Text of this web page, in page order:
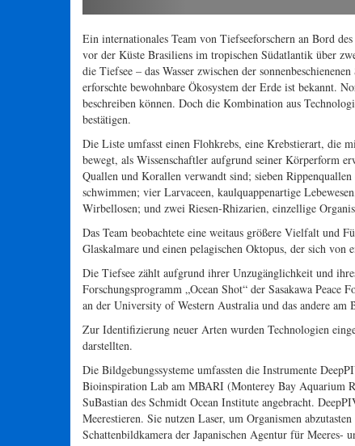
Ein internationales Team von Tiefseeforschern an Bord
vor der Küste Brasiliens im tropischen Südatlantik über
die Tiefsee – das Wasser zwischen der
erforschte bewohnbare Ökosystem der Erde ist bekannt.
beschreiben können. Doch die Kombination aus
bestätigen.
Die Liste umfasst einen Flohkrebs, eine Krebstierart, die
bewegt, als Wissenschaftler aufgrund seiner Körperform
Quallen und Korallen verwandt sind; sieben
schwimmen; vier Larvaceen, kaulquappenartige
Wirbellosen; und zwei Riesen-Rhizarien, einzellige
Das Team beobachtete eine weitaus größere Vielfalt und
Glaskalmare und einen pelagischen Oktopus, der sich von
Die Tiefsee zählt aufgrund ihrer Unzugänglichkeit und
Forschungsprogramm „Ocean Shot“ der Sasakawa
an der University of Western Australia und das andere
Zur Identifizierung neuer Arten wurden Technologien
darstellten.
Die Bildgebungssysteme umfassten die Instrumente
Bioinspiration Lab am MBARI (Monterey Bay Aquarium
SuBastian des Schmidt Ocean Institute angebracht.
Meerestieren. Sie nutzen Laser, um Organismen
Schattenbildkamera der Japanischen Agentur für Meeres-